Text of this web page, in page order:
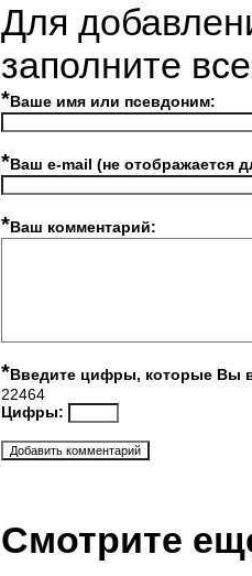
Для
заполните
*Ваше имя или псевдоним:
*Ваш e-mail (не отображается
*Ваш комментарий:
*Введите цифры, которые Вы
22464
Цифры:
Смотрите